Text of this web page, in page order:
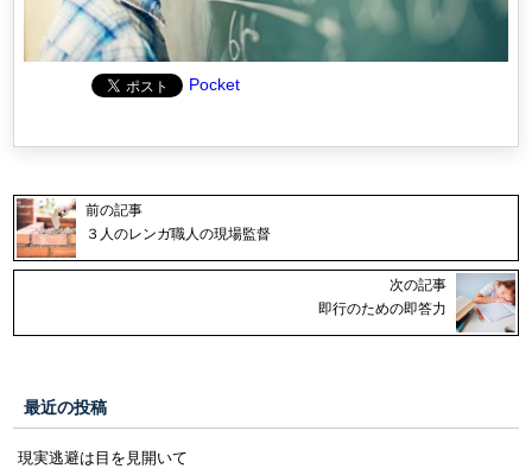
Pocket
前の記事
３人のレンガ職人の現場監督
次の記事
即行のための即答力
最近の投稿
現実逃避は目を見開いて